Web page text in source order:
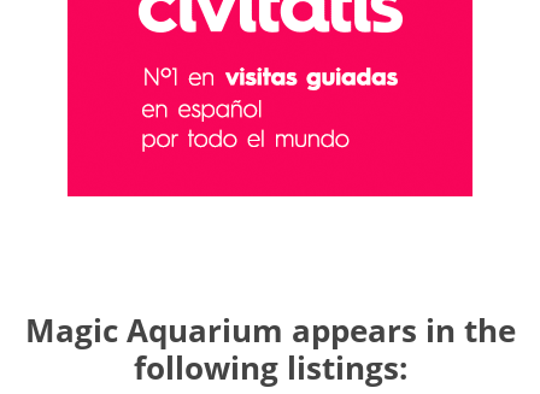
Magic Aquarium appears in the
following listings: